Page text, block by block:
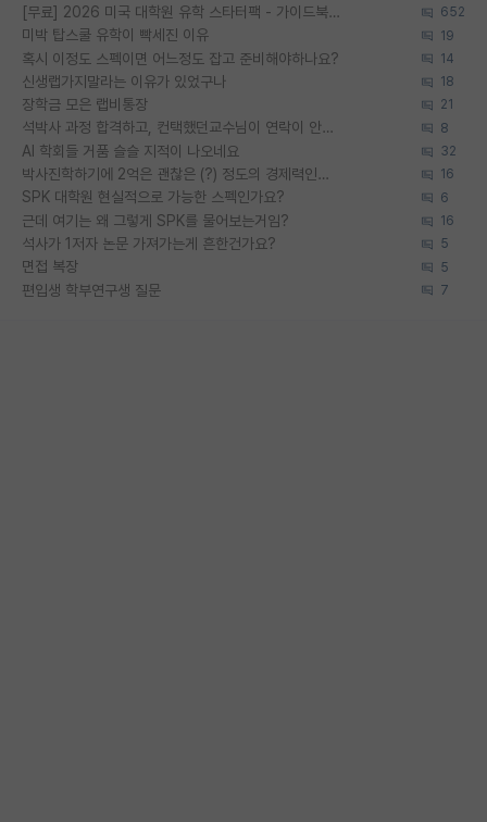
[무료] 2026 미국 대학원 유학 스타터팩 - 가이드북 & 합격자 컨택메일 템플릿 652
미박 탑스쿨 유학이 빡세진 이유 19
혹시 이정도 스펙이면 어느정도 잡고 준비해야하나요? 14
신생랩가지말라는 이유가 있었구나 18
장학금 모은 랩비통장 21
석박사 과정 합격하고, 컨택했던교수님이 연락이 안됩니다... 8
AI 학회들 거품 슬슬 지적이 나오네요 32
박사진학하기에 2억은 괜찮은 (?) 정도의 경제력인가요 16
SPK 대학원 현실적으로 가능한 스펙인가요? 6
근데 여기는 왜 그렇게 SPK를 물어보는거임? 16
석사가 1저자 논문 가져가는게 흔한건가요? 5
면접 복장 5
편입생 학부연구생 질문 7